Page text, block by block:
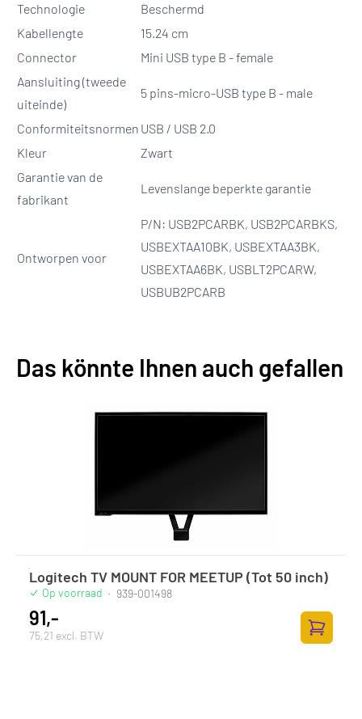
Technologie
Beschermd
Kabellengte
15.24 cm
Connector
Mini USB type B - female
Aansluiting (tweede
uiteinde)
5 pins-micro-USB type B - male
Conformiteitsnormen USB / USB 2.0
Kleur
Zwart
Garantie van de
fabrikant
Levenslange beperkte garantie
Ontworpen voor
P/N: USB2PCARBK, USB2PCARBKS,
USBEXTAA10BK, USBEXTAA3BK,
USBEXTAA6BK, USBLT2PCARW,
USBUB2PCARB
Das könnte Ihnen auch gefallen
Logitech TV MOUNT FOR MEETUP (Tot 50 inch)
Op voorraad · 939-001498
91,-
75,21 excl. BTW
Zum